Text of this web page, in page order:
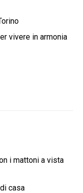
vivere in armonia
i mattoni a vista
casa